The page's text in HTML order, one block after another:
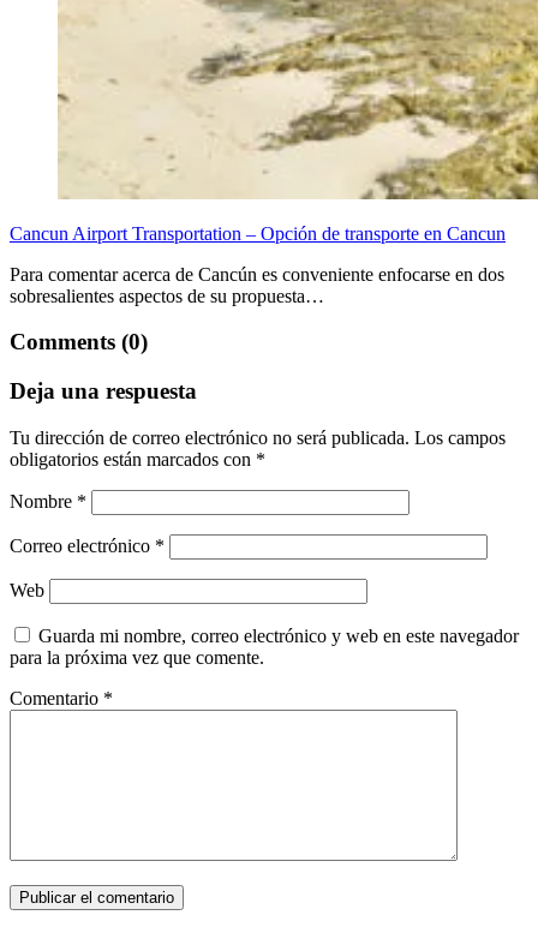
Cancun Airport Transportation – Opción de transporte en Cancun
Para comentar acerca de Cancún es conveniente enfocarse en dos
sobresalientes aspectos de su propuesta…
Comments (0)
Deja una respuesta
Tu dirección de correo electrónico no será publicada. Los campos
obligatorios están marcados con *
Nombre *
Correo electrónico *
Web
Guarda mi nombre, correo electrónico y web en este navegador
para la próxima vez que comente.
Comentario *